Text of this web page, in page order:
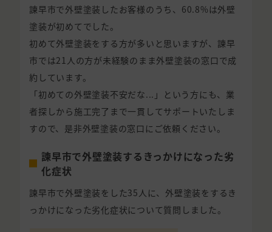
諫早市で外壁塗装したお客様のうち、60.8%は外壁
塗装が初めてでした。
初めて外壁塗装をする方が多いと思いますが、諫早
市では21人の方が未経験のまま外壁塗装の窓口で成
約しています。
「初めての外壁塗装不安だな...」という方にも、業
者探しから施工完了まで一貫してサポートいたしま
すので、是非外壁塗装の窓口にご依頼ください。
諫早市で外壁塗装するきっかけになった劣
化症状
諫早市で外壁塗装をした35人に、外壁塗装をするき
っかけになった劣化症状について質問しました。